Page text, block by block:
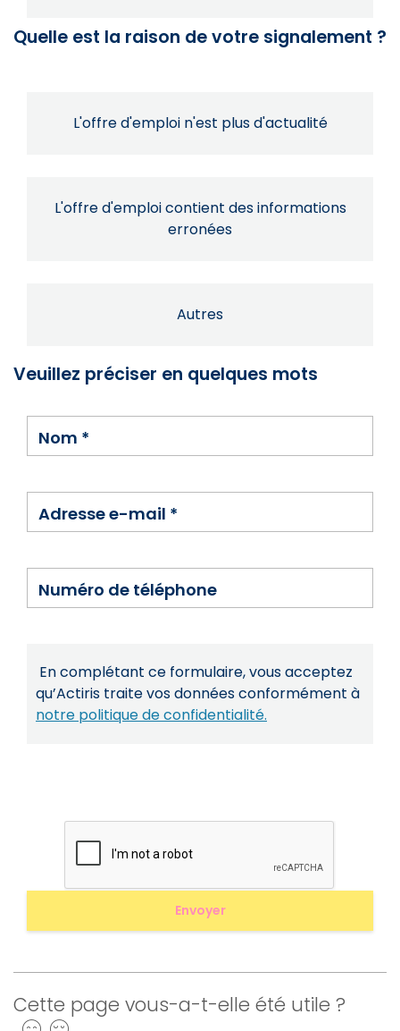
Quelle est la raison de votre signalement ?
L'offre d'emploi n'est plus d'actualité
L'offre d'emploi contient des informations
erronées
Autres
Veuillez préciser en quelques mots
Nom *
Adresse e-mail *
Numéro de téléphone
En complétant ce formulaire, vous acceptez
qu’Actiris traite vos données conformément à
notre politique de confidentialité.
Cette page vous-a-t-elle été utile ?
Oui